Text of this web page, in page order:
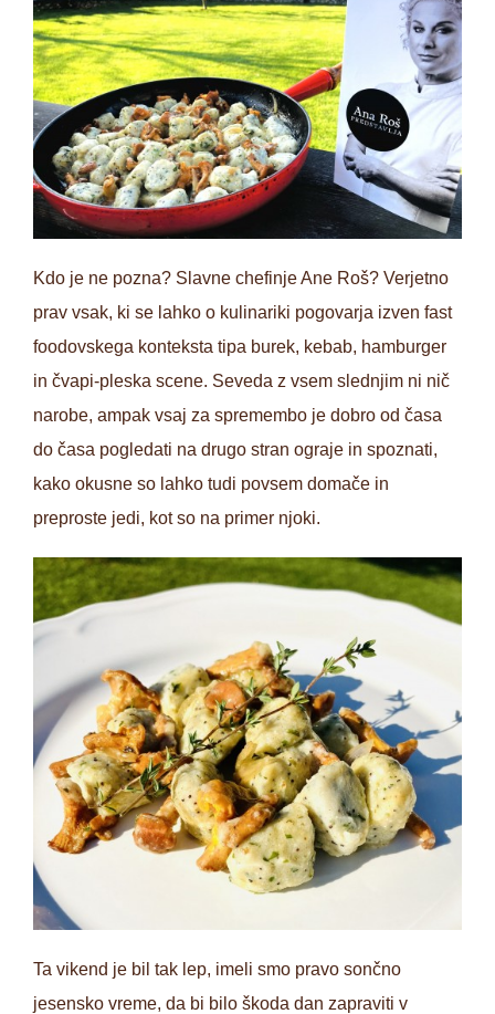
Kdo je ne pozna? Slavne chefinje Ane Roš? Verjetno
prav vsak, ki se lahko o kulinariki pogovarja izven fast
foodovskega konteksta tipa burek, kebab, hamburger
in čvapi-pleska scene. Seveda z vsem slednjim ni nič
narobe, ampak vsaj za spremembo je dobro od časa
do časa pogledati na drugo stran ograje in spoznati,
kako okusne so lahko tudi povsem domače in
preproste jedi, kot so na primer njoki.
Ta vikend je bil tak lep, imeli smo pravo sončno
jesensko vreme, da bi bilo škoda dan zapraviti v